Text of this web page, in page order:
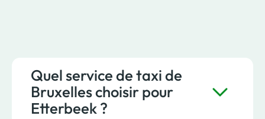
Quel service de taxi de
Bruxelles choisir pour
Etterbeek ?